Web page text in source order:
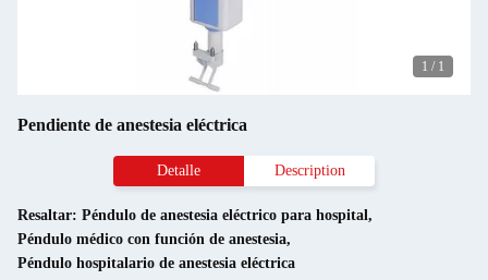
1 / 1
Pendiente de anestesia eléctrica
Detalle Description
Resaltar: Péndulo de anestesia eléctrico para hospital,
Péndulo médico con función de anestesia,
Péndulo hospitalario de anestesia eléctrica